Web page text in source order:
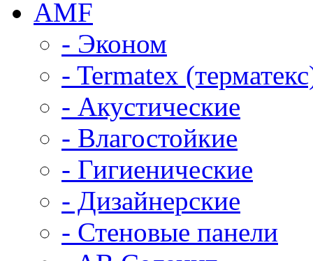
AMF
- Эконом
- Termatex
- Акустические
- Влагостойкие
- Гигиенические
- Дизайнерские
- Стеновые панели